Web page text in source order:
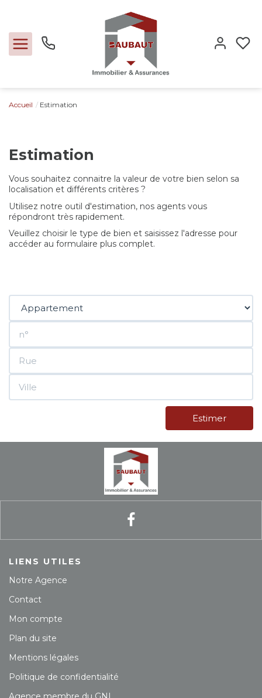
Locations
Expertise
Nos métiers
L'agence
Extranet
Estimation
Avis clients
Accueil Estimation
Estimation
Vous souhaitez connaitre la valeur de votre bien selon sa
localisation et différents critères ?
Utilisez notre outil d'estimation, nos agents vous
répondront très rapidement.
Veuillez choisir le type de bien et saisissez l'adresse pour
accéder au formulaire plus complet.
Estimer
LIENS UTILES
Notre Agence
Contact
Mon compte
Plan du site
Mentions légales
Politique de confidentialité